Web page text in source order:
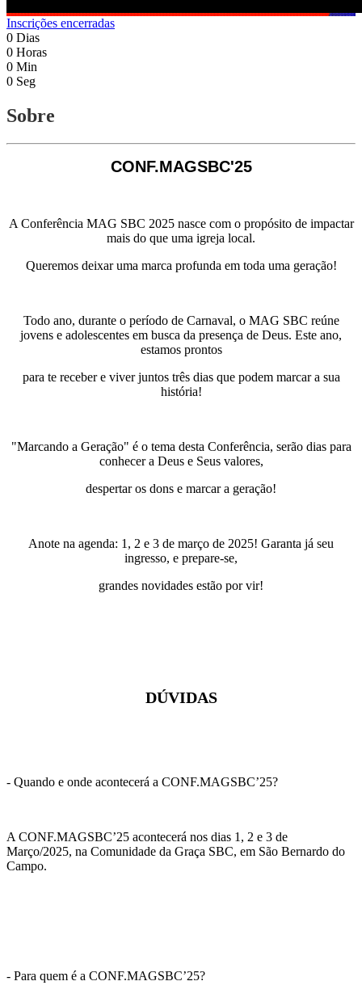
Inscrições encerradas
0 Dias
0 Horas
0 Min
0 Seg
Sobre
CONF.MAGSBC'25
A Conferência MAG SBC 2025 nasce com o propósito de impactar
mais do que uma igreja local.
Queremos deixar uma marca profunda em toda uma geração!
Todo ano, durante o período de Carnaval, o MAG SBC reúne
jovens e adolescentes em busca da presença de Deus. Este ano,
estamos prontos
para te receber e viver juntos três dias que podem marcar a sua
história!
"Marcando a Geração" é o tema desta Conferência, serão dias para
conhecer a Deus e Seus valores,
despertar os dons e marcar a geração!
Anote na agenda: 1, 2 e 3 de março de 2025! Garanta já seu
ingresso, e prepare-se,
grandes novidades estão por vir!
DÚVIDAS
- Quando e onde acontecerá a CONF.MAGSBC’25?
A CONF.MAGSBC’25 acontecerá nos dias 1, 2 e 3 de
Março/2025, na Comunidade da Graça SBC, em São Bernardo do
Campo.
- Para quem é a CONF.MAGSBC’25?